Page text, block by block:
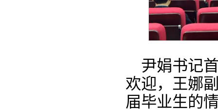
尹娟书记
欢迎，王娜
届毕业生的